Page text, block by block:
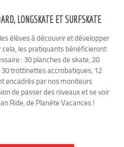
LONGSKATE ET SURFSKATE
élèves à découvrir et développer
cela, les pratiquants bénéficieront
: 30 planches de skate, 20
trottinettes accrobatiques, 12
encadrés par nos moniteurs
de passer des niveaux et se voir
Ride, de Planète Vacances !